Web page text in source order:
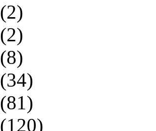
(2)
(2)
(8)
(34)
(81)
(120)